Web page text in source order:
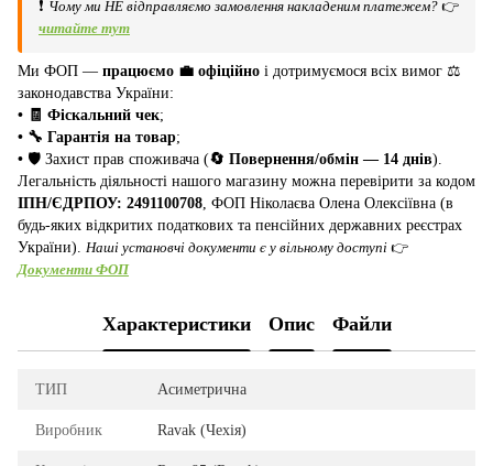
❗ Чому ми НЕ відправляємо замовлення накладеним платежем? 👉
читайте тут
Ми ФОП — працюємо 💼 офіційно і дотримуємося всіх вимог ⚖️
законодавства України:
• 🧾 Фіскальний чек;
• 🔧 Гарантія на товар;
• 🛡️ Захист прав споживача (🔄 Повернення/обмін — 14 днів).
Легальність діяльності нашого магазину можна перевірити за кодом
ІПН/ЄДРПОУ: 2491100708 , ФОП Ніколаєва Олена Олексіївна (в
будь-яких відкритих податкових та пенсійних державних реєстрах
України). Наші установчі документи є у вільному доступі 👉
Документи ФОП
Характеристики Опис Файли
ТИП Асиметрична
Виробник Ravak (Чехія)